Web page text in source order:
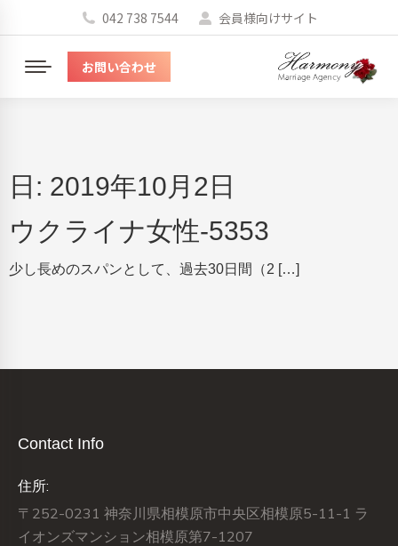
042 738 7544 会員様向けサイト
メ
お問い合わせ
日: 2019年10月2日
ウクライナ女性-5353
少し長めのスパンとして、過去30日間（2 […]
Contact Info
住所:
〒252-0231 神奈川県相模原市中央区相模原5-11-1 ラ
イオンズマンション相模原第7-1207